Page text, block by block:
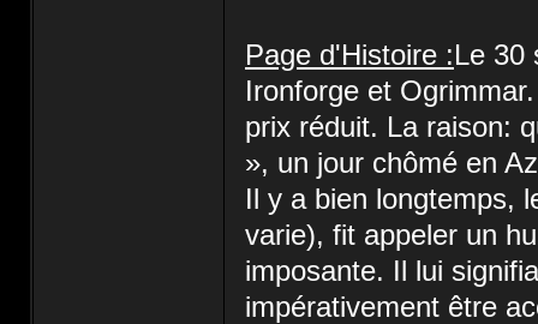
Page d'Histoire :Le 30
Ironforge et
prix réduit. La raison:
», un jour chômé en
Il y a bien longtemps,
varie), fit appeler un
imposante. Il lui
impérativement être